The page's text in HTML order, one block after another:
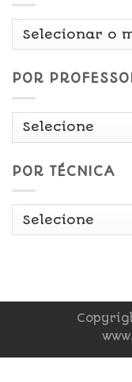
Por
POR
POR TÉCNICA